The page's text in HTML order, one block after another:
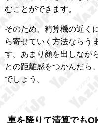
むことができます。
そのため、精算機の近く
ら寄せていく方法ならう
す。あまり顔を出しなが
との距離感をつかんだら
でしょう。
車を降りて清算でも